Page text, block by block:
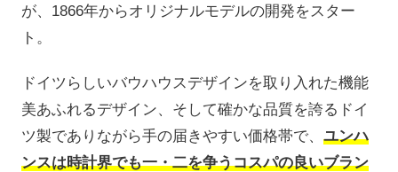
が、1866年からオリジナルモデルの開発をスター
ト。
ドイツらしいバウハウスデザインを取り入れた機能
美あふれるデザイン、そして確かな品質を誇るドイ
ツ製でありながら手の届きやすい価格帯で、 ユンハ
ンスは時計界でも一・二を争うコスパの良いブラン